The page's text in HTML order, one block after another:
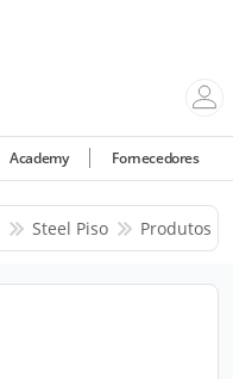
Academy Fornecedores
Steel Piso Produtos